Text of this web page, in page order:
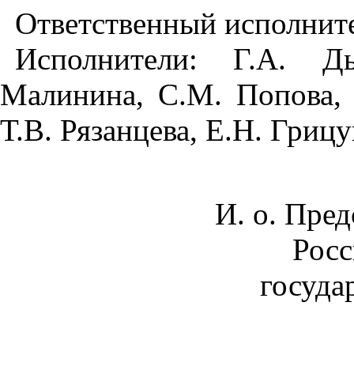
Ответственный
Исполнители: Г.А.
Малинина, С.М.
Т.В. Рязанцева, Е.Н.
И. о.